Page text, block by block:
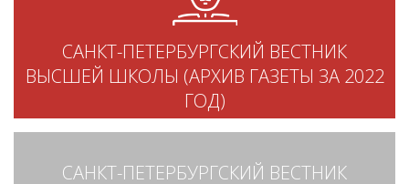
САНКТ-ПЕТЕРБУРГСКИЙ ВЕСТНИК
ВЫСШЕЙ ШКОЛЫ (АРХИВ ГАЗЕТЫ ЗА 2022
ГОД)
САНКТ-ПЕТЕРБУРГСКИЙ ВЕСТНИК